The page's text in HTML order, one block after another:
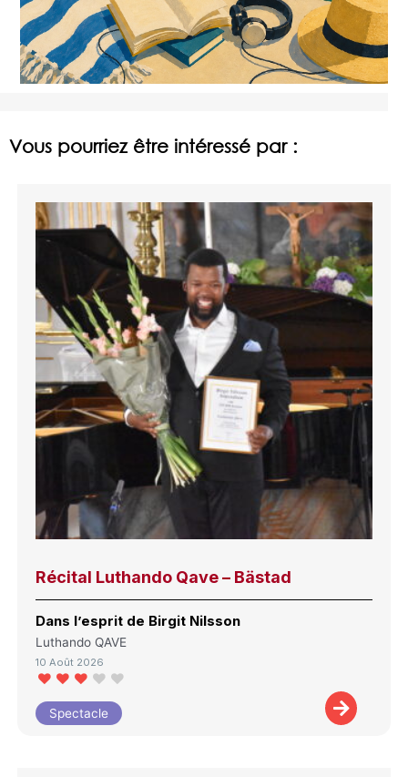
Vous pourriez être intéressé par :
Récital Luthando Qave – Bästad
Dans l’esprit de Birgit Nilsson
Luthando QAVE
10 Août 2026
Spectacle